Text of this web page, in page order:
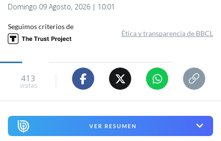
Domingo 09 Agosto, 2026 | 10:01
Seguimos criterios de
Ética y transparencia de BBCL
413
visitas
VER RESUMEN